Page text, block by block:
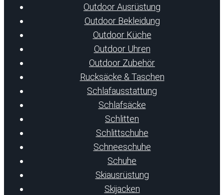
Outdoor Ausrüstung
Outdoor Bekleidung
Outdoor Küche
Outdoor Uhren
Outdoor Zubehör
Rucksäcke & Taschen
Schlafausstattung
Schlafsäcke
Schlitten
Schlittschuhe
Schneeschuhe
Schuhe
Skiausrüstung
Skijacken